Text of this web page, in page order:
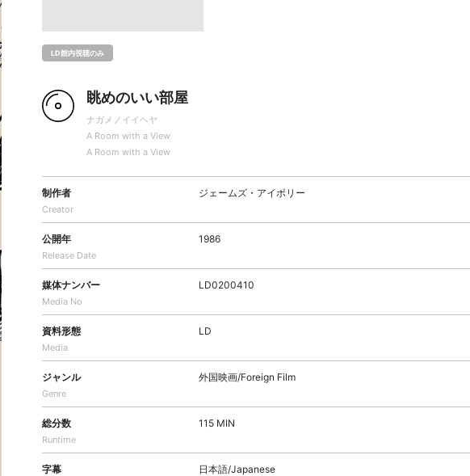
LD館内視聴のみ
眺めのいい部屋
ナガメノイイヘヤ
A Room with a View
A Room with a View
制作者
Creator
ジェームズ・アイボリー
公開年
Release Date
1986
媒体ナンバー
Media No
LD0200410
資料形態
Media
LD
ジャンル
Genre
外国映画/Foreign Film
総分数
Runtime
115 MIN
字幕 日本語/Japanese